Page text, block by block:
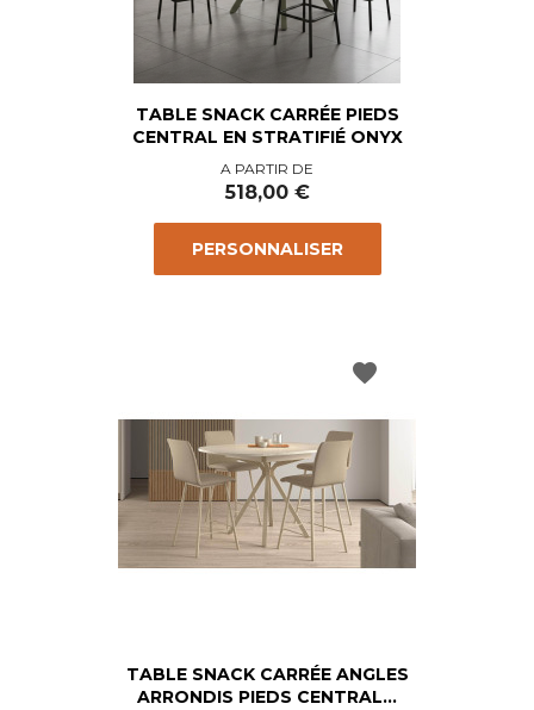
TABLE SNACK CARRÉE PIEDS
CENTRAL EN STRATIFIÉ ONYX
Prix
A PARTIR DE
518,00 €
PERSONNALISER
TABLE SNACK CARRÉE ANGLES
ARRONDIS PIEDS CENTRAL...
favorite